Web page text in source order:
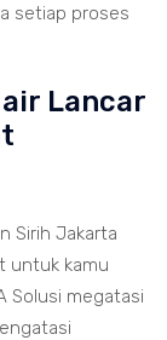
setiap proses
Lancar
Sirih Jakarta
untuk kamu
Solusi megatasi